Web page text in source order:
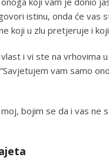
istinu, onda će
koji u zlu pretjeruje i
i vi ste na vrhovima
vam samo
bojim se da i vas